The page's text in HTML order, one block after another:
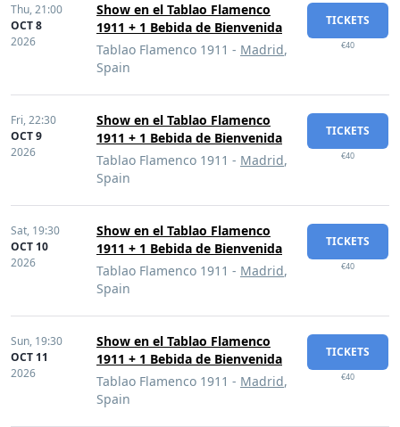
Thu,21:00
OCT 8
2026
Show en el Tablao Flamenco
1911 + 1 Bebida de Bienvenida
Tablao Flamenco 1911 - Madrid,
Spain
TICKETS
€40
Fri,22:30
OCT 9
2026
Show en el Tablao Flamenco
1911 + 1 Bebida de Bienvenida
Tablao Flamenco 1911 - Madrid,
Spain
TICKETS
€40
Sat, 19:30
OCT 10
2026
Show en el Tablao Flamenco
1911 + 1 Bebida de Bienvenida
Tablao Flamenco 1911 - Madrid,
Spain
TICKETS
€40
Sun, 19:30
OCT 11
2026
Show en el Tablao Flamenco
1911 + 1 Bebida de Bienvenida
Tablao Flamenco 1911 - Madrid,
Spain
TICKETS
€40